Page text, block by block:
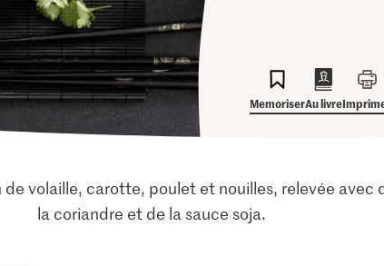
MemoriserAu livre
volaille, carotte, poulet et nouilles, relevée
la coriandre et de la sauce soja.